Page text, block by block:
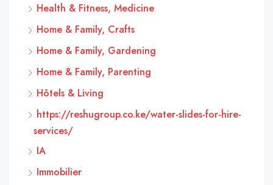
Health & Fitness, Medicine
Home & Family, Crafts
Home & Family, Gardening
Home & Family, Parenting
Hôtels & Living
https://reshugroup.co.ke/water-slides-for-hire-
services/
IA
Immobilier